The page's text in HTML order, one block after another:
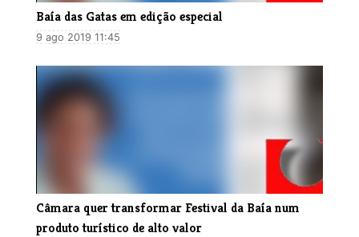
Baía das Gatas em edição especial
9 ago 2019 11:45
​Câmara quer transformar Festival da Baía num
produto turístico de alto valor